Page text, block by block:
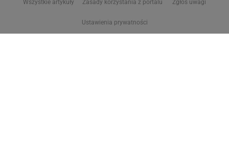
Wszystkie artykuły Zasady korzystania z portalu Zgłoś uwagi
Ustawienia prywatności